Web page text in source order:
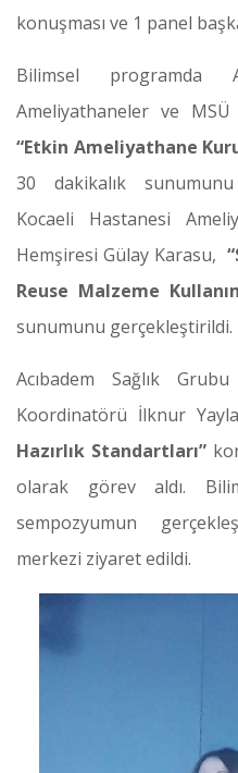
konuşması ve 1 panel
Bilimsel programda
Ameliyathaneler ve
“Etkin Ameliyathane
30 dakikalık sunumunu
Kocaeli Hastanesi
Hemşiresi Gülay Karasu,
Reuse Malzeme
sunumunu gerçekleştirildi.
Acıbadem Sağlık
Koordinatörü İlknur
Hazırlık Standartları”
olarak görev aldı.
sempozyumun
merkezi ziyaret edildi.